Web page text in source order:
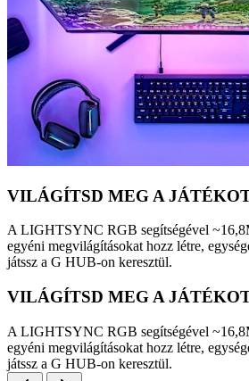
VILÁGÍTSD MEG A
A LIGHTSYNC RGB segítségével
egyéni megvilágításokat hozz létre,
játssz a G HUB-on keresztül.
VILÁGÍTSD MEG A
A LIGHTSYNC RGB segítségével
egyéni megvilágításokat hozz létre,
játssz a G HUB-on keresztül.